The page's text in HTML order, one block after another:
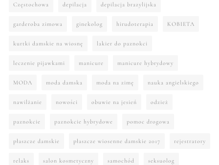
Częstochowa depilacja depilacja brazylijska
garderoba zimowa ginekolog hirudoterapia KOBIETA
kurtki damskie na wiosnę lakier do paznokci
leczenie pijawkami manicure manicure hybrydowy
MODA moda damska moda na zimę nauka angielskiego
nawilżanie nowości obuwie na jesień odzież
paznokcie paznokcie hybrydowe pomoc drogowa
płaszcze damskie płaszcze wiosenne damskie 2017 rejestratory
relaks salon kosmetyczny samochód seksuolog